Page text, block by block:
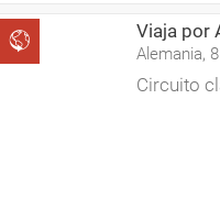
Viaja por
Alemania,
Circuito